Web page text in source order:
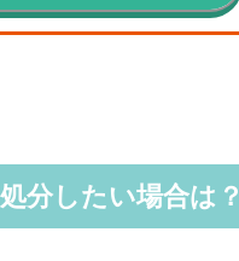
分したい場合は？